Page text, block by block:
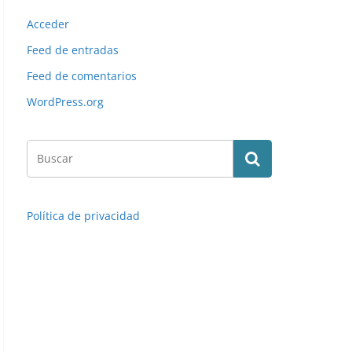
Acceder
Feed de entradas
Feed de comentarios
WordPress.org
Política de privacidad